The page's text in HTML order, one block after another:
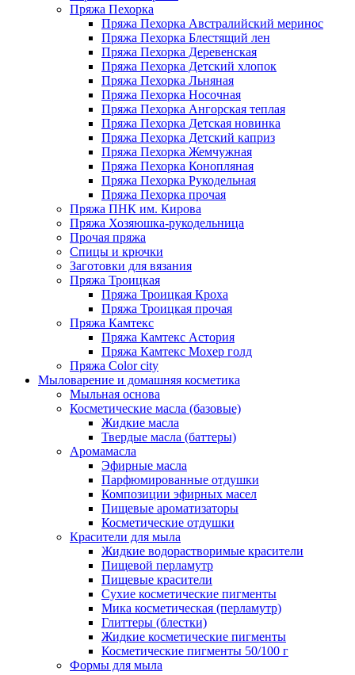
Пряжа Пехорка
Пряжа Пехорка Австралийский меринос
Пряжа Пехорка Блестящий лен
Пряжа Пехорка Деревенская
Пряжа Пехорка Детский хлопок
Пряжа Пехорка Льняная
Пряжа Пехорка Носочная
Пряжа Пехорка Ангорская теплая
Пряжа Пехорка Детская новинка
Пряжа Пехорка Детский каприз
Пряжа Пехорка Жемчужная
Пряжа Пехорка Конопляная
Пряжа Пехорка Рукодельная
Пряжа Пехорка прочая
Пряжа ПНК им. Кирова
Пряжа Хозяюшка-рукодельница
Прочая пряжа
Спицы и крючки
Заготовки для вязания
Пряжа Троицкая
Пряжа Троицкая Кроха
Пряжа Троицкая прочая
Пряжа Камтекс
Пряжа Камтекс Астория
Пряжа Камтекс Мохер голд
Пряжа Color city
Мыловарение и домашняя косметика
Мыльная основа
Косметические масла (базовые)
Жидкие масла
Твердые масла (баттеры)
Аромамасла
Эфирные масла
Парфюмированные отдушки
Композиции эфирных масел
Пищевые ароматизаторы
Косметические отдушки
Красители для мыла
Жидкие водорастворимые красители
Пищевой перламутр
Пищевые красители
Сухие косметические пигменты
Мика косметическая (перламутр)
Глиттеры (блестки)
Жидкие косметические пигменты
Косметические пигменты 50/100 г
Формы для мыла